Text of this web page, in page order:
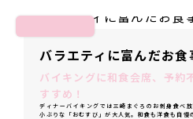
バラエティに富んだお食
バイキングに和食会席、予約
すすめ！
ディナーバイキングでは三崎まぐろのお刺身食べ
小ぶりな「おむすび」が大人気。和食も洋食も自慢